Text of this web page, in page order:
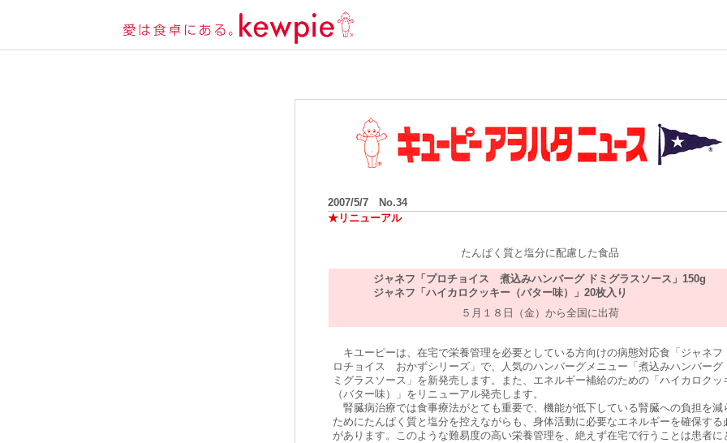
2007/5/7 No.34
★リニューアル
たんぱく質と塩分に配慮した食品
ジャネフ「プロチョイス 煮込みハンバーグ ドミグラスソース」150g
ジャネフ「ハイカロクッキー（バター味）」20枚入り
５月１８日（金）から全国に出荷
キユーピーは、在宅で栄養管理を必要としている方向けの病態対応食「ジャネフ
ロチョイス おかずシリーズ」で、人気のハンバーグメニュー「煮込みハンバーグ
ミグラスソース」を新発売します。また、エネルギー補給のための「ハイカロクッ
（バター味）」をリニューアル発売します。
腎臓病治療では食事療法がとても重要で、機能が低下している腎臓への負担を減
ためにたんぱく質と塩分を控えながらも、身体活動に必要なエネルギーを確保する
があります。このような難易度の高い栄養管理を、絶えず在宅で行うことは患者に